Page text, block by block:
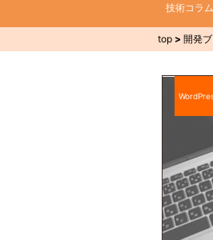
技術コラ
top > 開発